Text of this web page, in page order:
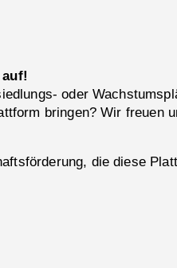
oder
bringen? Wir freuen
die diese